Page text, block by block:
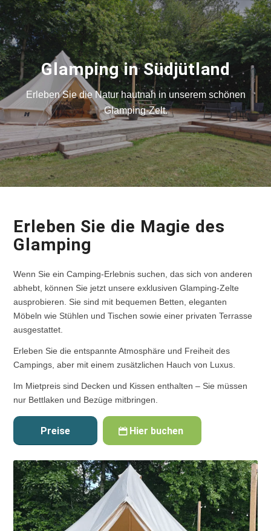
Glamping in Südjütland
Erleben Sie die Natur hautnah in unserem schönen
Glamping-Zelt.
Erleben Sie die Magie des
Glamping
Wenn Sie ein Camping-Erlebnis suchen, das sich von anderen
abhebt, können Sie jetzt unsere exklusiven Glamping-Zelte
ausprobieren. Sie sind mit bequemen Betten, eleganten
Möbeln wie Stühlen und Tischen sowie einer privaten Terrasse
ausgestattet.
Erleben Sie die entspannte Atmosphäre und Freiheit des
Campings, aber mit einem zusätzlichen Hauch von Luxus.
Im Mietpreis sind Decken und Kissen enthalten – Sie müssen
nur Bettlaken und Bezüge mitbringen.
Preise Hier buchen